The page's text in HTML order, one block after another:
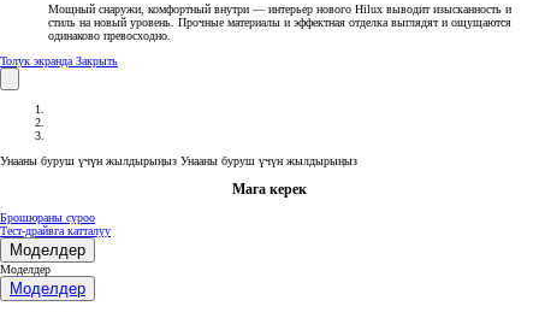
Мощный снаружи, комфортный внутри — интерьер нового Hilux выводит изысканность и
стиль на новый уровень. Прочные материалы и эффектная отделка выглядят и ощущаются
одинаково превосходно.
Толук экранда Закрыть
Унааны буруш үчүн жылдырыңыз Унааны буруш үчүн жылдырыңыз
Мага керек
Брошюраны суроо
Тест-драйвга катталуу
Моделдер
Моделдер
Моделдер